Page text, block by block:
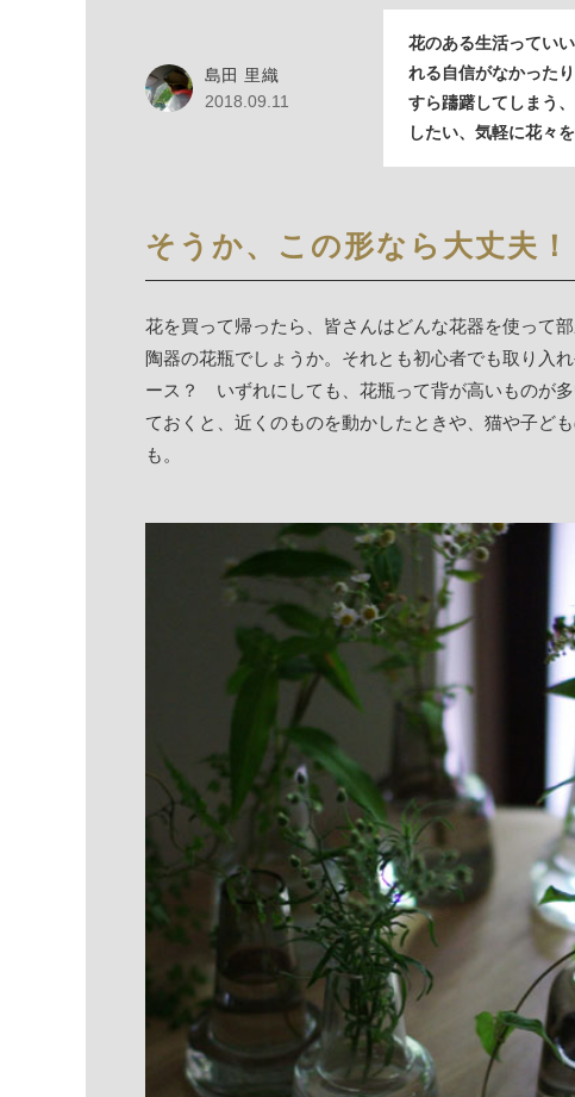
島田 里織
2018.09.11
花のある生活ってい
れる自信がなかった
すら躊躇してしまう
したい、気軽に花々
そうか、この形なら大丈夫
花を買って帰ったら、皆さんはどんな花器を使っ
陶器の花瓶でしょうか。それとも初心者でも取り入
ース？ いずれにしても、花瓶って背が高いものが
ておくと、近くのものを動かしたときや、猫や子ど
も。